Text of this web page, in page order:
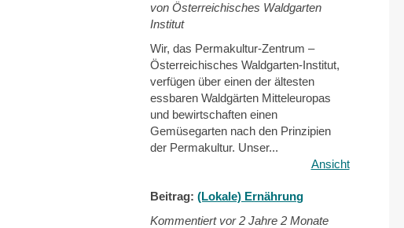
von Österreichisches Waldgarten
Institut
Wir, das Permakultur-Zentrum –
Österreichisches Waldgarten-Institut,
verfügen über einen der ältesten
essbaren Waldgärten Mitteleuropas
und bewirtschaften einen
Gemüsegarten nach den Prinzipien
der Permakultur. Unser...
Ansicht
Beitrag:(Lokale) Ernährung
Kommentiert vor2 Jahre 2 Monate